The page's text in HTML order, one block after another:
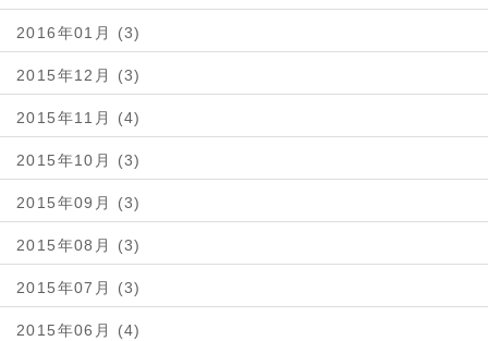
2016年01月 (3)
2015年12月 (3)
2015年11月 (4)
2015年10月 (3)
2015年09月 (3)
2015年08月 (3)
2015年07月 (3)
2015年06月 (4)